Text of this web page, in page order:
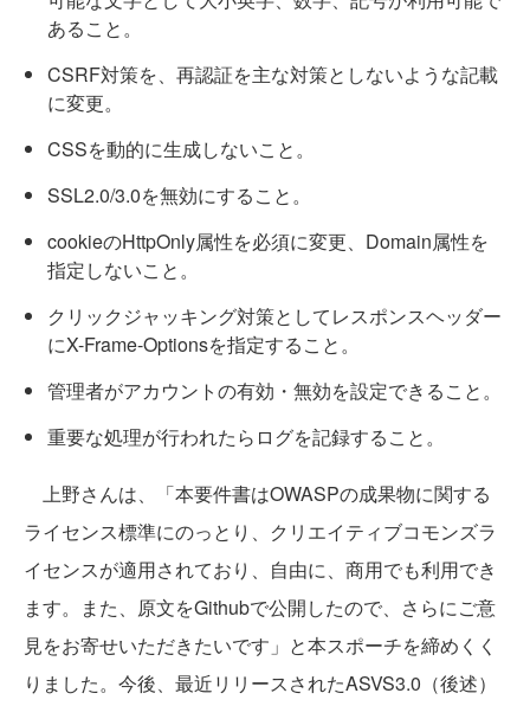
あること。
CSRF対策を、再認証を主な対策としないような記載
に変更。
CSSを動的に生成しないこと。
SSL2.0/3.0を無効にすること。
cookieのHttpOnly属性を必須に変更、Domain属性を
指定しないこと。
クリックジャッキング対策としてレスポンスヘッダー
にX-Frame-Optionsを指定すること。
管理者がアカウントの有効・無効を設定できること。
重要な処理が行われたらログを記録すること。
上野さんは、「本要件書はOWASPの成果物に関する
ライセンス標準にのっとり、クリエイティブコモンズラ
イセンスが適用されており、自由に、商用でも利用でき
ます。また、原文をGithubで公開したので、さらにご意
見をお寄せいただきたいです」と本スポーチを締めくく
りました。今後、最近リリースされたASVS3.0（後述）